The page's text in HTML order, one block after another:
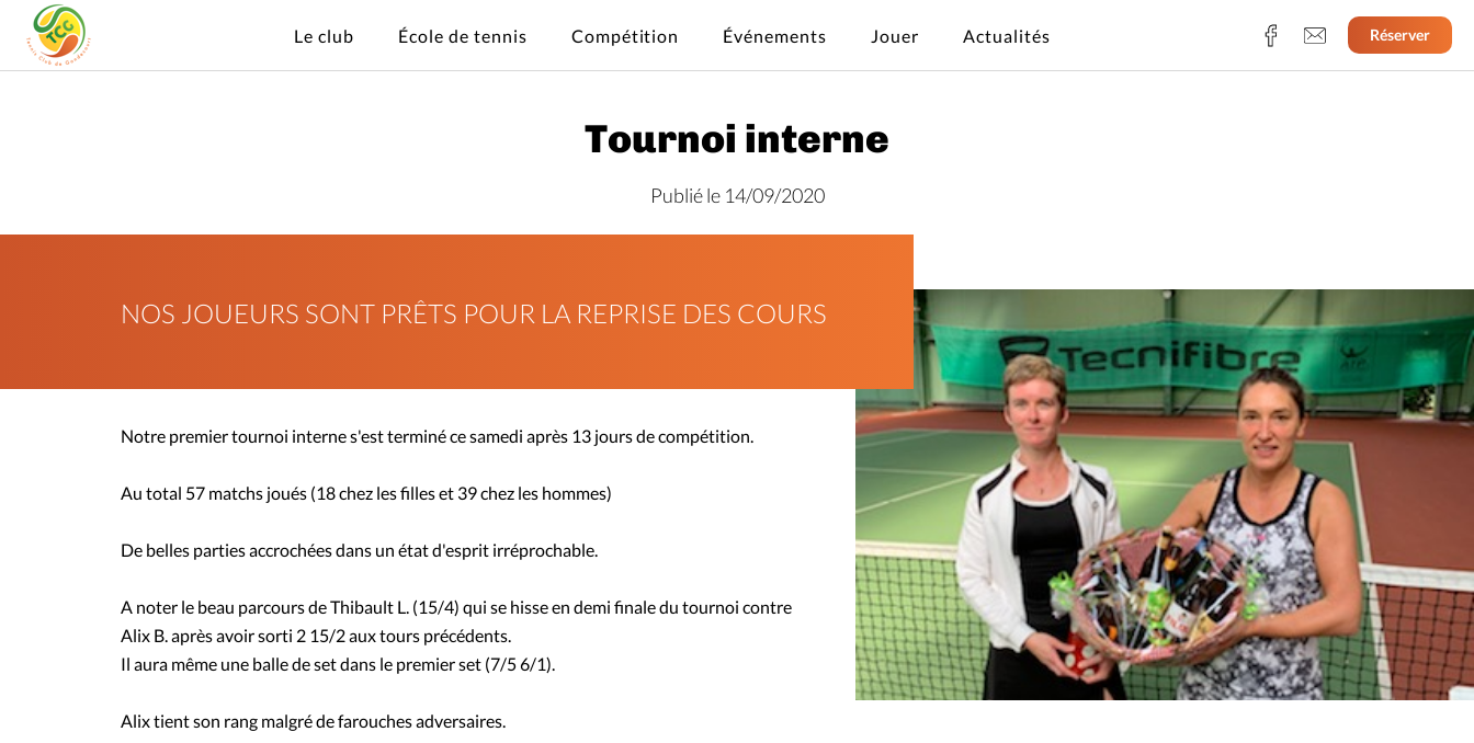
Le club École de tennis Compétition Événements Jouer Actualités Réserver
Tournoi interne
Publié le 14/09/2020
NOS JOUEURS SONT PRÊTS POUR LA REPRISE DES COURS
Notre premier tournoi interne s'est terminé ce samedi après 13 jours de compétition.
Au total 57 matchs joués (18 chez les filles et 39 chez les hommes)
De belles parties accrochées dans un état d'esprit irréprochable.
A noter le beau parcours de Thibault L. (15/4) qui se hisse en demi finale du tournoi contre
Alix B. après avoir sorti 2 15/2 aux tours précédents.
Il aura même une balle de set dans le premier set (7/5 6/1).
Alix tient son rang malgré de farouches adversaires.